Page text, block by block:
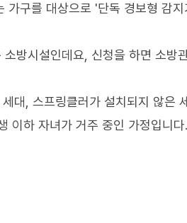
구를 대상으로 '단독 경보형 감
방시설인데요, 신청을 하면 소방
대, 스프링클러가 설치되지 않은
이하 자녀가 거주 중인 가정입니다.